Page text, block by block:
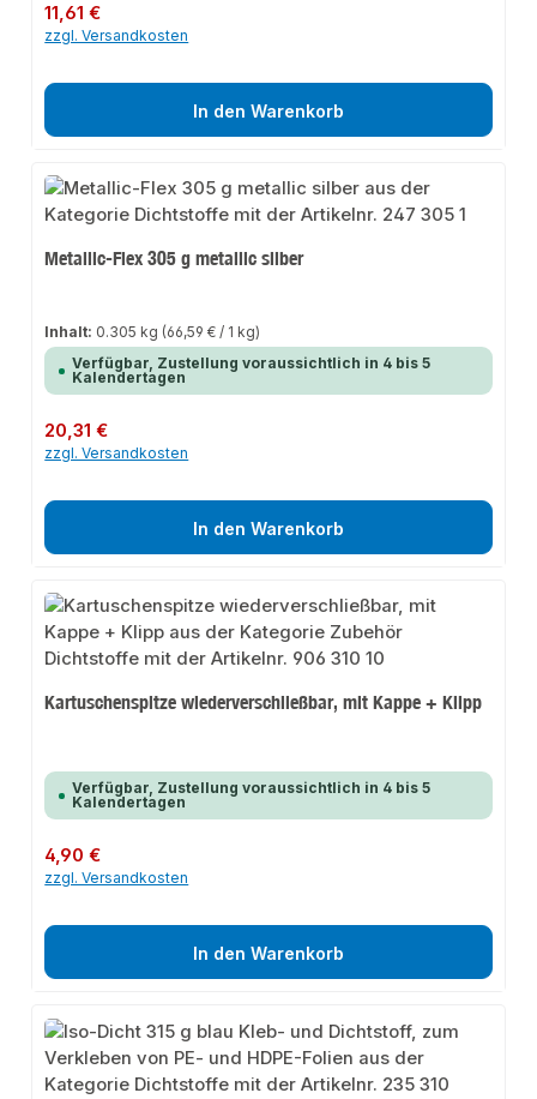
Regulärer Preis:
11,61 €
zzgl. Versandkosten
In den Warenkorb
Metallic-Flex 305 g metallic silber
Inhalt: 0.305 kg (66,59 € / 1 kg)
Verfügbar, Zustellung voraussichtlich in 4 bis 5
Kalendertagen
Regulärer Preis:
20,31 €
zzgl. Versandkosten
In den Warenkorb
Kartuschenspitze wiederverschließbar, mit Kappe + Klipp
Verfügbar, Zustellung voraussichtlich in 4 bis 5
Kalendertagen
Regulärer Preis:
4,90 €
zzgl. Versandkosten
In den Warenkorb